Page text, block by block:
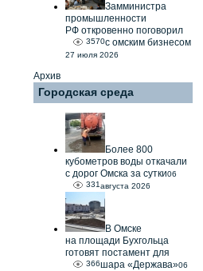
Замминистра
промышленности
РФ откровенно поговорил
с омским бизнесом
3570
27 июля 2026
Архив
Городская среда
Более 800
кубометров воды откачали
с дорог Омска за сутки
331
06
августа 2026
В Омске
на площади Бухгольца
готовят постамент для
шара «Держава»
366
06